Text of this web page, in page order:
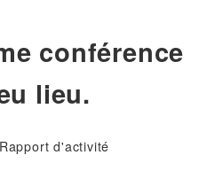
conférence
lieu.
Rapport d'activité